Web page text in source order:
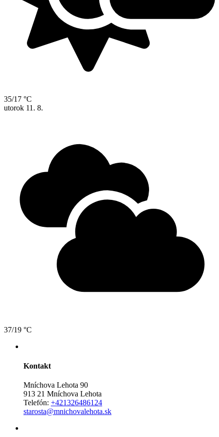
35/17 °C
utorok 11. 8.
37/19 °C
Kontakt
Mníchova Lehota 90
913 21 Mníchova Lehota
Telefón: +421326486124
starosta@mnichovalehota.sk